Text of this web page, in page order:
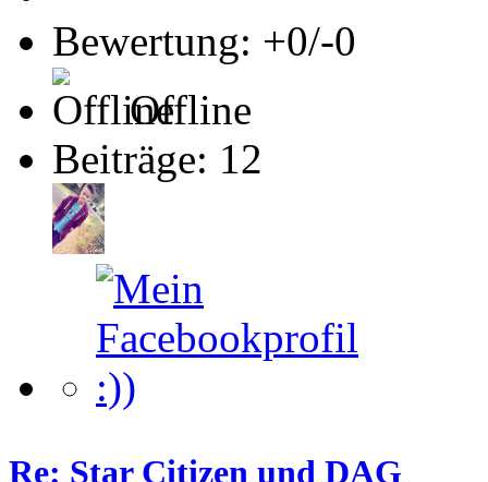
Bewertung: +0/-0
Offline
Beiträge: 12
Re: Star Citizen und DAG